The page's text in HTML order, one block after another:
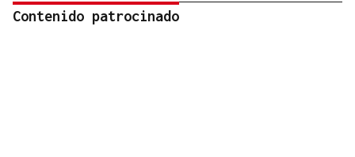
Contenido patrocinado